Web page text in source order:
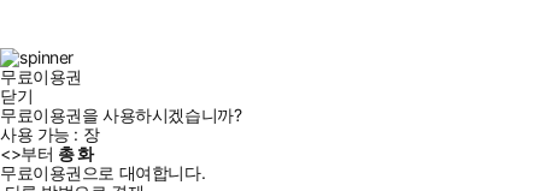
무료이용권
닫기
무료이용권을 사용하시겠습니까?
사용 가능 : 장
<>부터 총화
무료이용권으로 대여합니다.